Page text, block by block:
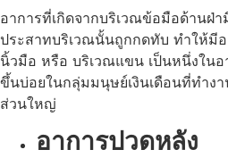
อาการที่เกิดจากบริเวณข้อมือด้านฝ่
ประสาทบริเวณนั้นถูกกดทับ ทำให้มี
นิ้วมือ หรือ บริเวณแขน เป็นหนึ่งใน
ขึ้นบ่อยในกลุ่มมนุษย์เงินเดือนที่ทำง
ส่วนใหญ่
อาการปวดหลัง